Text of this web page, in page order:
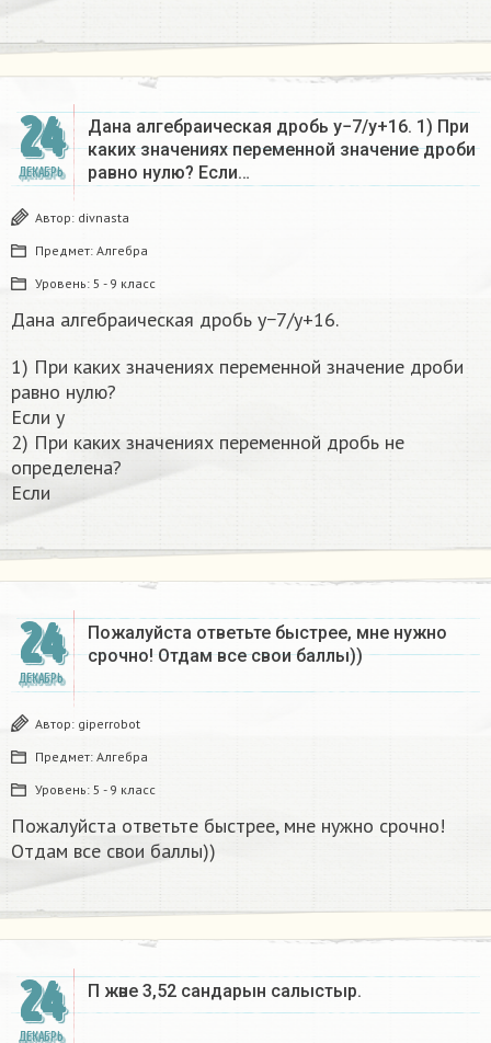
24
ДЕКАБРЬ
Дана алгебраическая дробь y−7/y+16. 1) При
каких значениях переменной значение дроби
равно нулю? Если…
Автор: divnasta
Предмет: Алгебра
Уровень: 5 - 9 класс
Дана алгебраическая дробь y−7/y+16.
1) При каких значениях переменной значение дроби
равно нулю?
Если y
2) При каких значениях переменной дробь не
определена?
Если
24
ДЕКАБРЬ
Пожалуйста ответьте быстрее, мне нужно
срочно! Отдам все свои баллы))
Автор: giperrobot
Предмет: Алгебра
Уровень: 5 - 9 класс
Пожалуйста ответьте быстрее, мне нужно срочно!
Отдам все свои баллы))
24
ДЕКАБРЬ
Π және 3,52 сандарын салыстыр. ​